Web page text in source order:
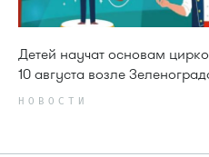
Детей научат основам
10 августа возле
НОВОСТИ